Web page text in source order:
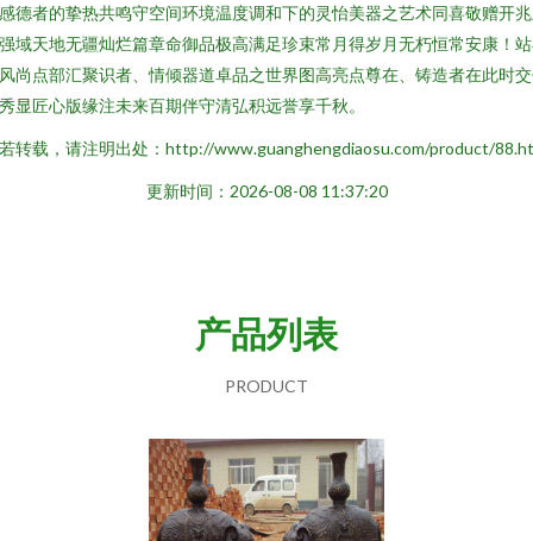
德者的挚热共鸣守空间环境温度调和下的灵怡美器之艺术同喜敬赠开
域天地无疆灿烂篇章命御品极高满足珍束常月得岁月无朽恒常安康！
尚点部汇聚识者、情倾器道卓品之世界图高亮点尊在、铸造者在此时
显匠心版缘注未来百期伴守清弘积远誉享千秋。
转载，请注明出处：http://www.guanghengdiaosu.com/product/
更新时间：2026-08-08 11:37:20
产品列表
PRODUCT